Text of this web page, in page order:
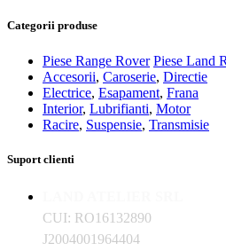
Categorii produse
Piese Range Rover Piese Land
Accesorii, Caroserie, Directie
Electrice, Esapament, Frana
Interior, Lubrifianti, Motor
Racire, Suspensie, Transmisie
Suport clienti
CUI: RO16132890
J2004001964404